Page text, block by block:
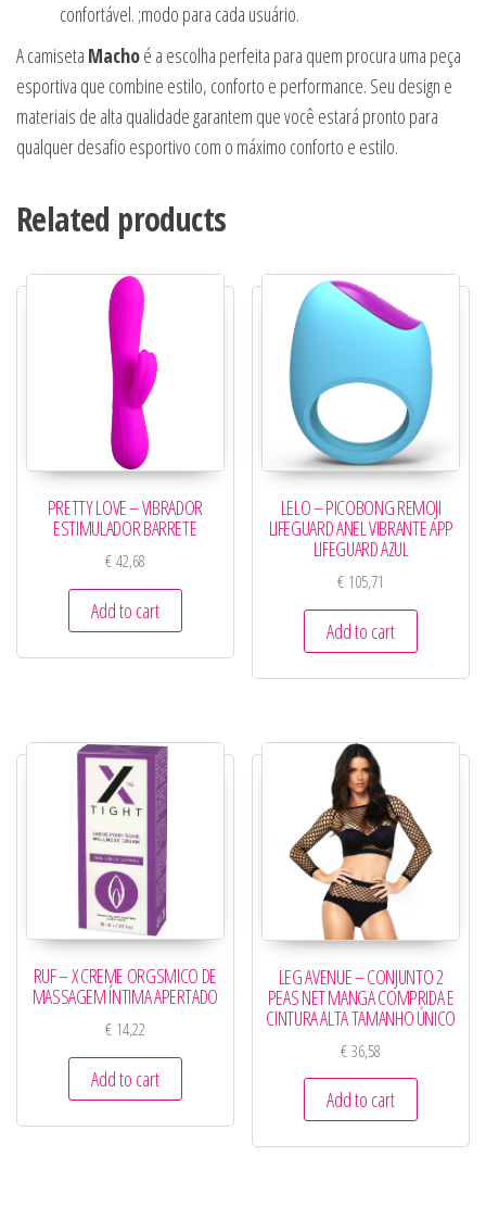
confortável. ;modo para cada usuário.
A camiseta Machoé a escolha perfeita para quem procura uma peça
esportiva que combine estilo, conforto e performance. Seu design e
materiais de alta qualidade garantem que você estará pronto para
qualquer desafio esportivo com o máximo conforto e estilo.
Related products
PRETTY LOVE – VIBRADOR
ESTIMULADOR BARRETE
€42,68
Add to cart
LELO – PICOBONG REMOJI
LIFEGUARD ANEL VIBRANTE APP
LIFEGUARD AZUL
€ 105,71
Add to cart
RUF – X CREME ORGSMICO DE
MASSAGEM ÍNTIMA APERTADO
€14,22
Add to cart
LEG AVENUE – CONJUNTO 2
PEAS NET MANGA COMPRIDA E
CINTURA ALTA TAMANHO ÚNICO
€36,58
Add to cart